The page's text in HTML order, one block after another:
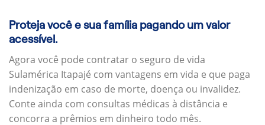
Proteja você e sua família pagando um valor
acessível.
Agora você pode contratar o seguro de vida
Sulamérica Itapajé com vantagens em vida e que paga
indenização em caso de morte, doença ou invalidez.
Conte ainda com consultas médicas à distância e
concorra a prêmios em dinheiro todo mês.